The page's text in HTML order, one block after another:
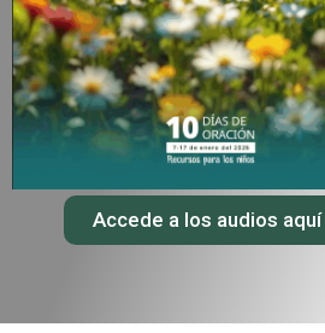
Accede a los audios aquí